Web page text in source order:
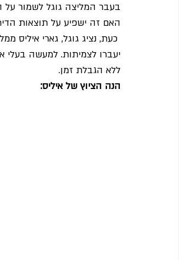
בעבר המליצה גוגל לשמור על
האם זה ישפיע על תוצאות
כעת, נציג גוגל, גארי איליס
יעברו לצמיתות. למעשה בעלי
ללא הגבלת זמן.
הנה הציוץ של איליס: